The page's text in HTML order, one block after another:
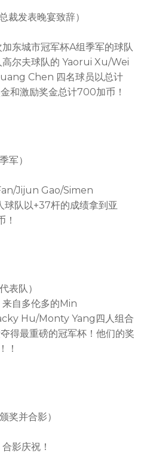
裁发表晚宴致辞）
东城市冠军杯A组季军的球队
高尔夫球队的 Yaorui Xu/Wei
Chen 四名球员以总计
和激励奖金总计700加币！
军）
Jijun Gao/Simen
队以+37杆的成绩拿到亚
！
表队）
自多伦多的 Min
Hu/Monty Yang四人组合
得最重磅的冠军杯！他们的奖
！！
奖并合影）
影庆祝！